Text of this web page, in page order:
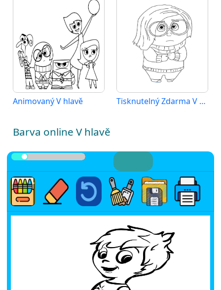
Animovaný V hlavě Tisknutelný Zdarma V hlavě
Barva online V hlavě